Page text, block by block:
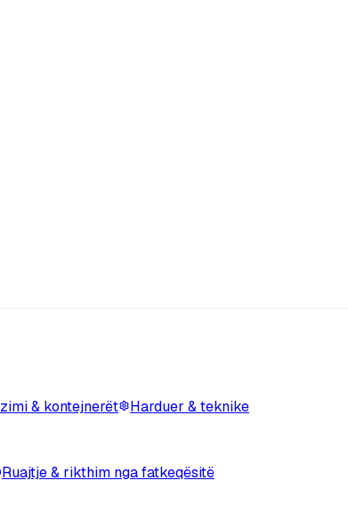
& kontejnerët
Harduer & teknike
Ruajtje & rikthim nga fatkeqësitë